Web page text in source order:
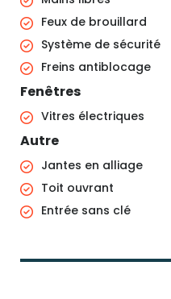
Feux de brouillard
Système de sécurité
Freins antiblocage
Fenêtres
Vitres électriques
Autre
Jantes en alliage
Toit ouvrant
Entrée sans clé